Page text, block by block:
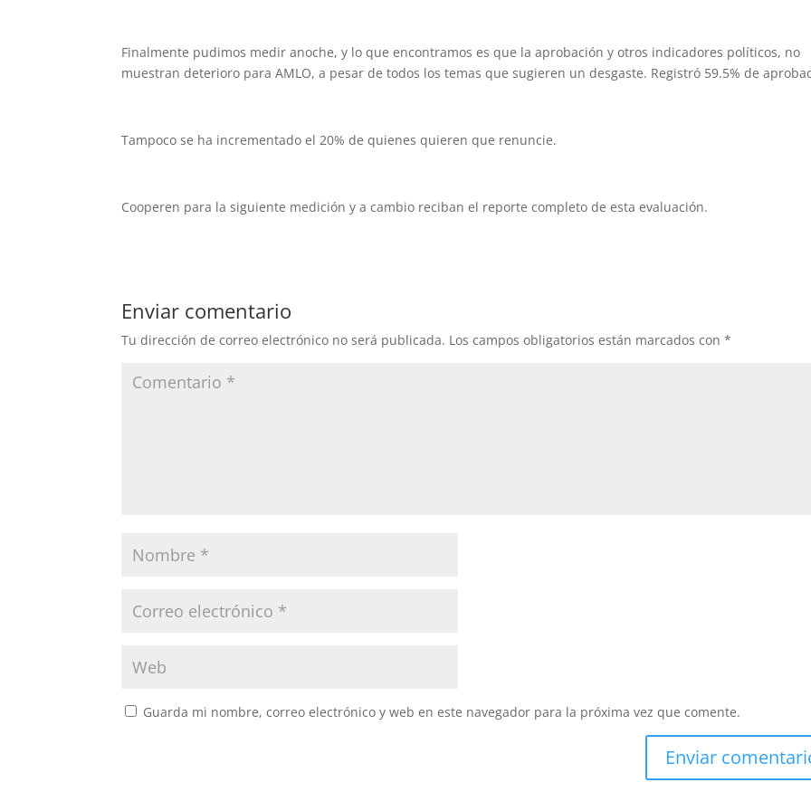
Finalmente pudimos medir anoche, y lo que encontramos es que la aprobación y otros indicadores políticos, no
muestran deterioro para AMLO, a pesar de todos los temas que sugieren un desgaste. Registró 59.5% de
Tampoco se ha incrementado el 20% de quienes quieren que renuncie.
Cooperen para la siguiente medición y a cambio reciban el reporte completo de esta evaluación.
Enviar comentario
Tu dirección de correo electrónico no será publicada. Los campos obligatorios están marcados con*
Guarda mi nombre, correo electrónico y web en este navegador para la próxima vez que comente.